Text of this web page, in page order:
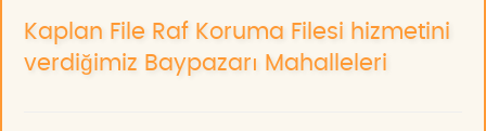
Kaplan File Raf Koruma Filesi hizmetini
verdiğimiz Baypazarı Mahalleleri